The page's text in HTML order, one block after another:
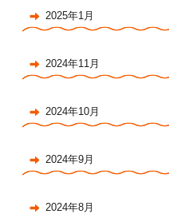
2025年1月
2024年11月
2024年10月
2024年9月
2024年8月